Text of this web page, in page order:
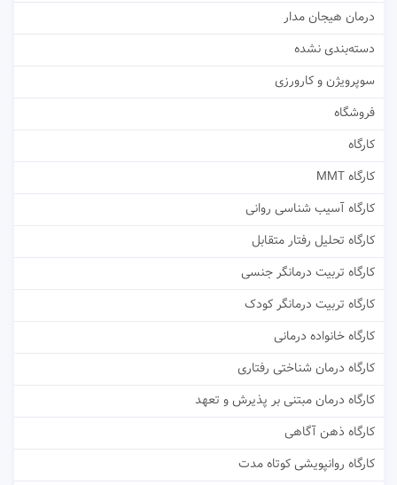
درمان هیجان مدار
دسته‌بندی نشده
سوپرویژن و کارورزی
فروشگاه
کارگاه
کارگاه MMT
کارگاه آسیب شناسی روانی
کارگاه تحلیل رفتار متقابل
کارگاه تربیت درمانگر جنسی
کارگاه تربیت درمانگر کودک
کارگاه خانواده درمانی
کارگاه درمان شناختی رفتاری
کارگاه درمان مبتنی بر پذیرش و تعهد
کارگاه ذهن آگاهی
کارگاه روانپویشی کوتاه مدت